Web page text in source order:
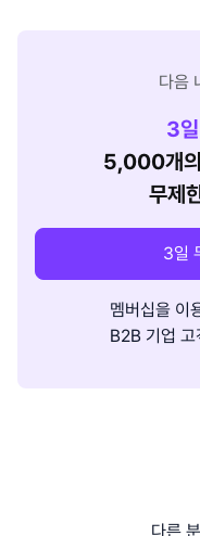
다음
3
5,000개의
무제
3일
멤버십을 이
B2B 기업 고
다른